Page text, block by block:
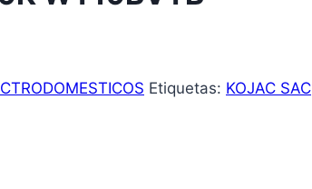
Etiquetas: KOJAC SAC